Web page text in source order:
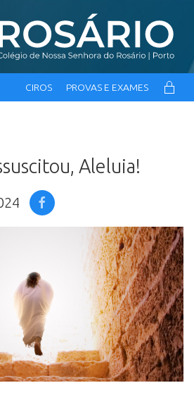
CIROS PROVAS E EXAMES
Aleluia!